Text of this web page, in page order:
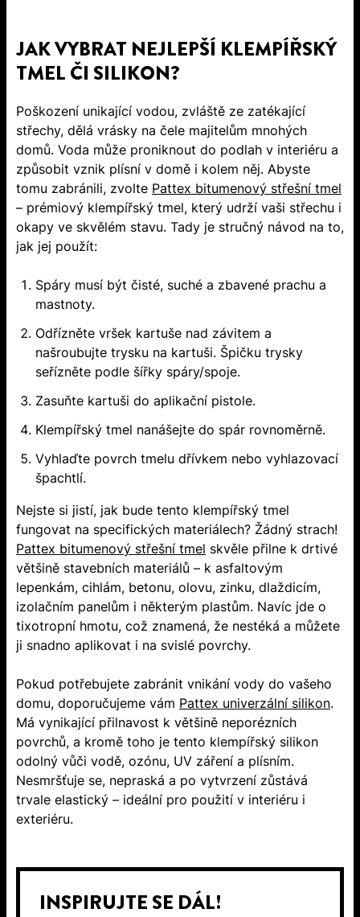
JAK VYBRAT NEJLEPŠÍ KLEMPÍŘSKÝ
TMEL ČI SILIKON?
Poškození unikající vodou, zvláště ze zatékající
střechy, dělá vrásky na čele majitelům mnohých
domů. Voda může proniknout do podlah v interiéru a
způsobit vznik plísní v domě i kolem něj. Abyste
tomu zabránili, zvolte Pattex bitumenový střešní tmel
– prémiový klempířský tmel, který udrží vaši střechu i
okapy ve skvělém stavu. Tady je stručný návod na to,
jak jej použít:
Spáry musí být čisté, suché a zbavené prachu a
mastnoty.
Odřízněte vršek kartuše nad závitem a
našroubujte trysku na kartuši. Špičku trysky
seřízněte podle šířky spáry/spoje.
Zasuňte kartuši do aplikační pistole.
Klempířský tmel nanášejte do spár rovnoměrně.
Vyhlaďte povrch tmelu dřívkem nebo vyhlazovací
špachtlí.
Nejste si jistí, jak bude tento klempířský tmel
fungovat na specifických materiálech? Žádný strach!
Pattex bitumenový střešní tmel skvěle přilne k drtivé
většině stavebních materiálů – k asfaltovým
lepenkám, cihlám, betonu, olovu, zinku, dlaždicím,
izolačním panelům i některým plastům. Navíc jde o
tixotropní hmotu, což znamená, že nestéká a můžete
ji snadno aplikovat i na svislé povrchy.
Pokud potřebujete zabránit vnikání vody do vašeho
domu, doporučujeme vám Pattex univerzální silikon.
Má vynikající přilnavost k většině neporézních
povrchů, a kromě toho je tento klempířský silikon
odolný vůči vodě, ozónu, UV záření a plísním.
Nesmršťuje se, nepraská a po vytvrzení zůstává
trvale elastický – ideální pro použití v interiéru i
exteriéru.
INSPIRUJTE SE DÁL!